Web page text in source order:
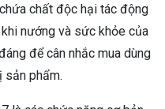
chất độc hại tác động
nướng và sức khỏe của
để cân nhắc mua dùng
sản phẩm.